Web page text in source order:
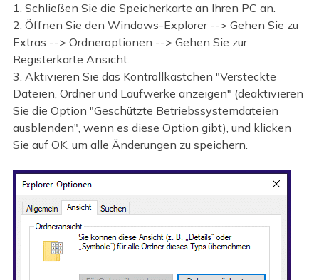
1. Schließen Sie die Speicherkarte an Ihren PC an.
2. Öffnen Sie den Windows-Explorer --> Gehen Sie zu
Extras --> Ordneroptionen --> Gehen Sie zur
Registerkarte Ansicht.
3. Aktivieren Sie das Kontrollkästchen "Versteckte
Dateien, Ordner und Laufwerke anzeigen" (deaktivieren
Sie die Option "Geschützte Betriebssystemdateien
ausblenden", wenn es diese Option gibt), und klicken
Sie auf OK, um alle Änderungen zu speichern.